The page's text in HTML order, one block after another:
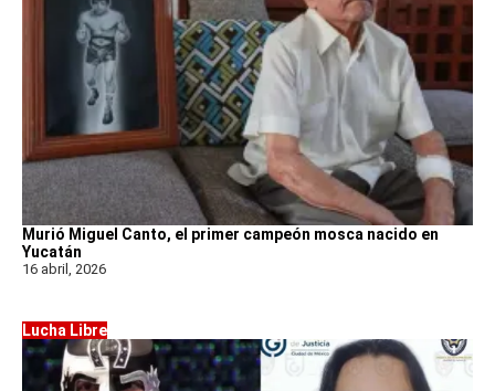
Murió Miguel Canto, el primer campeón mosca nacido en
Yucatán
16 abril, 2026
Lucha Libre